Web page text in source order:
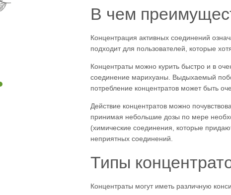
В чем
Концентрация активных соединений
подходит для пользователей, которые
Концентраты можно курить быстро и в
соединение марихуаны. Выдыхаемый
потребление концентратов может быть
Действие концентратов можно
принимая небольшие дозы по мере
(химические соединения, которые
неприятных соединений.
Типы
Концентраты могут иметь различную